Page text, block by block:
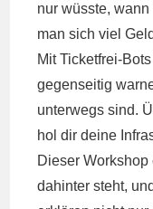
nur wüsste,
man sich viel
Mit Ticketfrei-
gegenseitig
unterwegs sind.
hol dir deine
Dieser
dahinter steht,